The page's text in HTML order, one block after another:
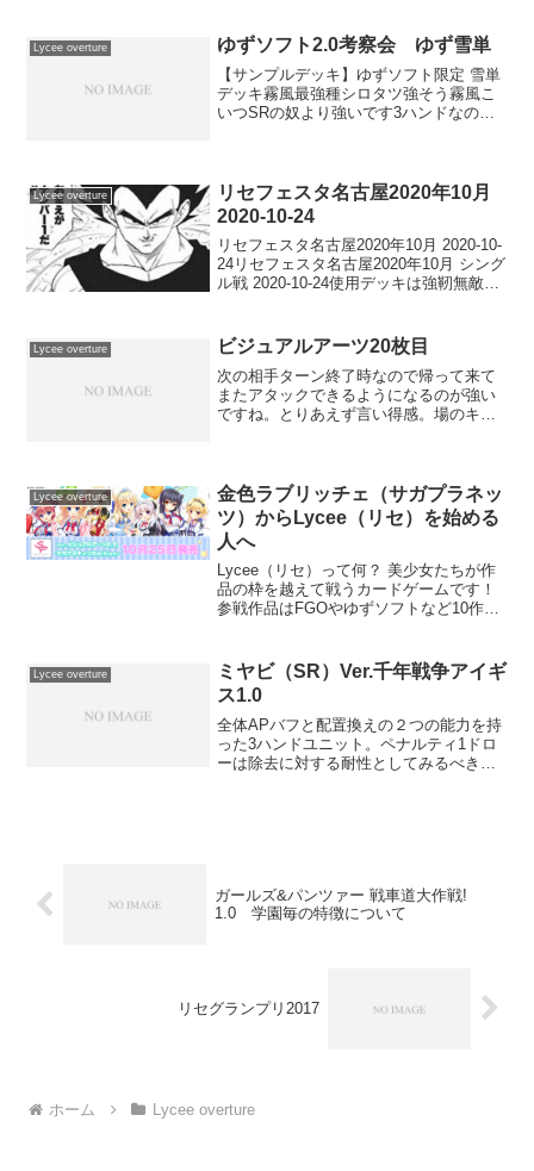
ッキは輪廻。シングルフリーの参加賞...
Lycee overture ゆずソフト2.0考察会 ゆず雪単
【サンプルデッキ】ゆずソフト限定 雪単
デッキ霧風最強種シロタツ強そう霧風こ
いつSRの奴より強いです3ハンドなのに
減速で、ゆず...
Lycee overture
リセフェスタ名古屋2020年10月
2020-10-24
リセフェスタ名古屋2020年10月 2020-10-
24リセフェスタ名古屋2020年10月 シング
ル戦 2020-10-24使用デッキは強靭無敵最
た一回戦 ルルティエ花...
Lycee overture ビジュアルアーツ20枚目
次の相手ターン終了時なので帰って来て
またアタックできるようになるのが強い
ですね。とりあえず言い得感。場のキャ
相手の攻撃してるバ...
Lycee overture
金色ラブリッチェ（サガプラネッ
ツ）からLycee（リセ）を始める
人へ
Lycee（リセ）って何？ 美少女たちが作
品の枠を越えて戦うカードゲームです！
参戦作品はFGOやゆずソフトなど10作品
めるのも…それに金恋以外のカードを使
いたくな...
Lycee overture
ミヤビ（SR）Ver.千年戦争アイギ
ス1.0
全体APバフと配置換えの２つの能力を持
った3ハンドユニット。ペナルティ1ドロ
ーは除去に対する耐性としてみるべきだ
ガールズ&パンツァー 戦車道大作戦!
1.0 学園毎の特徴について
リセグランプリ2017
ホーム Lycee overture